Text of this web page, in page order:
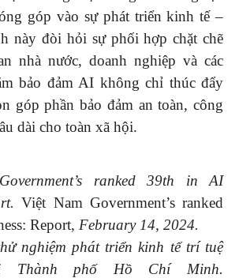
góp vào sự phát triển kinh tế –
này đòi hỏi sự phối hợp chặt chẽ
nhà nước, doanh nghiệp và các
bảo đảm AI không chỉ thúc đẩy
góp phần bảo đảm an toàn, công
dài cho toàn xã hội.
ranked 39th in AI
Việt Nam Government’s ranked
Report, February 14, 2024.
nghiệm phát triển kinh tế trí tuệ
Thành phố Hồ Chí Minh.